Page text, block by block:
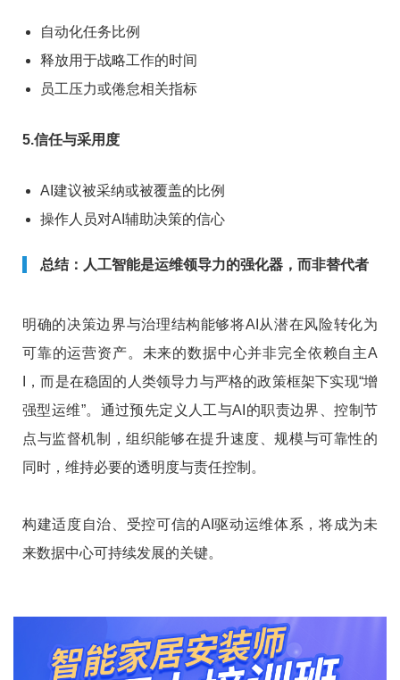
自动化任务比例
释放用于战略工作的时间
员工压力或倦怠相关指标
5.信任与采用度
AI建议被采纳或被覆盖的比例
操作人员对AI辅助决策的信心
总结：人工智能是运维领导力的强化器，而非替代者
明确的决策边界与治理结构能够将AI从潜在风险转化为
可靠的运营资产。未来的数据中心并非完全依赖自主A
I，而是在稳固的人类领导力与严格的政策框架下实现“增
强型运维”。通过预先定义人工与AI的职责边界、控制节
点与监督机制，组织能够在提升速度、规模与可靠性的
同时，维持必要的透明度与责任控制。
构建适度自治、受控可信的AI驱动运维体系，将成为未
来数据中心可持续发展的关键。